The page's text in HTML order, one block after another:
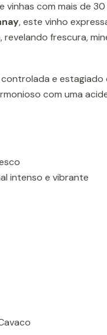
com mais de 30
, este vinho
frescura,
e estagiado
com uma
intenso e vibrante